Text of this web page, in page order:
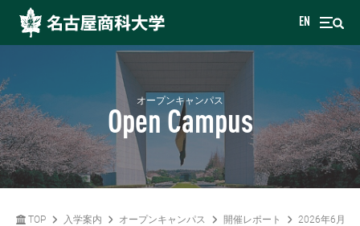
EN
オープンキャンパス
Open Campus
TOP 入学案内 オープンキャンパス 開催レポート 2026年6月初